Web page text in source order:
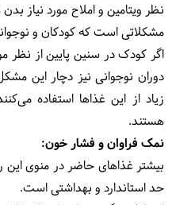
نظر ویتامین و املاح مورد نیاز
مشکلاتی است که کودکان و
اگر کودک در سنین پایین از نظر
دوران نوجوانی نیز دچار این
زیاد از این غذاها استفاده
هستند.
نمک فراوان و فشار خون:
بیشتر غذاهای حاضر در منوی این
حد استاندارد و بهداشتی است.